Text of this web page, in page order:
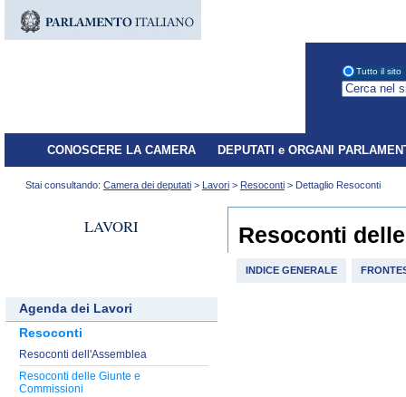
Tutto il sito
CONOSCERE LA CAMERA DEPUTATI e ORGANI
Stai consultando: Camera dei deputati > Lavori > Resoconti > Dettaglio Resoconti
LAVORI
Agenda dei Lavori
Resoconti
Resoconti dell'Assemblea
Resoconti delle Giunte e
Commissioni
Resoconti
INDICE GENERALE